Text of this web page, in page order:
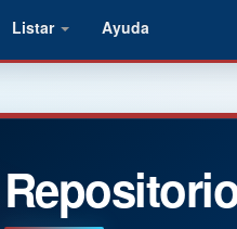
Listar Ayuda